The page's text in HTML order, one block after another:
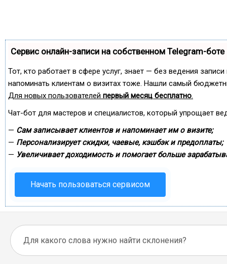
Сервис онлайн-записи на собственном Telegram-боте
Тот, кто работает в сфере услуг, знает — без ведения
напоминать клиентам о визитах тоже. Нашли самый
Для новых пользователей первый месяц бесплатно.
Чат-бот для мастеров и специалистов, который упрощает
— Сам записывает клиентов и напоминает им о визите;
— Персонализирует скидки, чаевые, кэшбэк и предоплаты;
— Увеличивает доходимость и помогает больше
Начать пользоваться сервисом